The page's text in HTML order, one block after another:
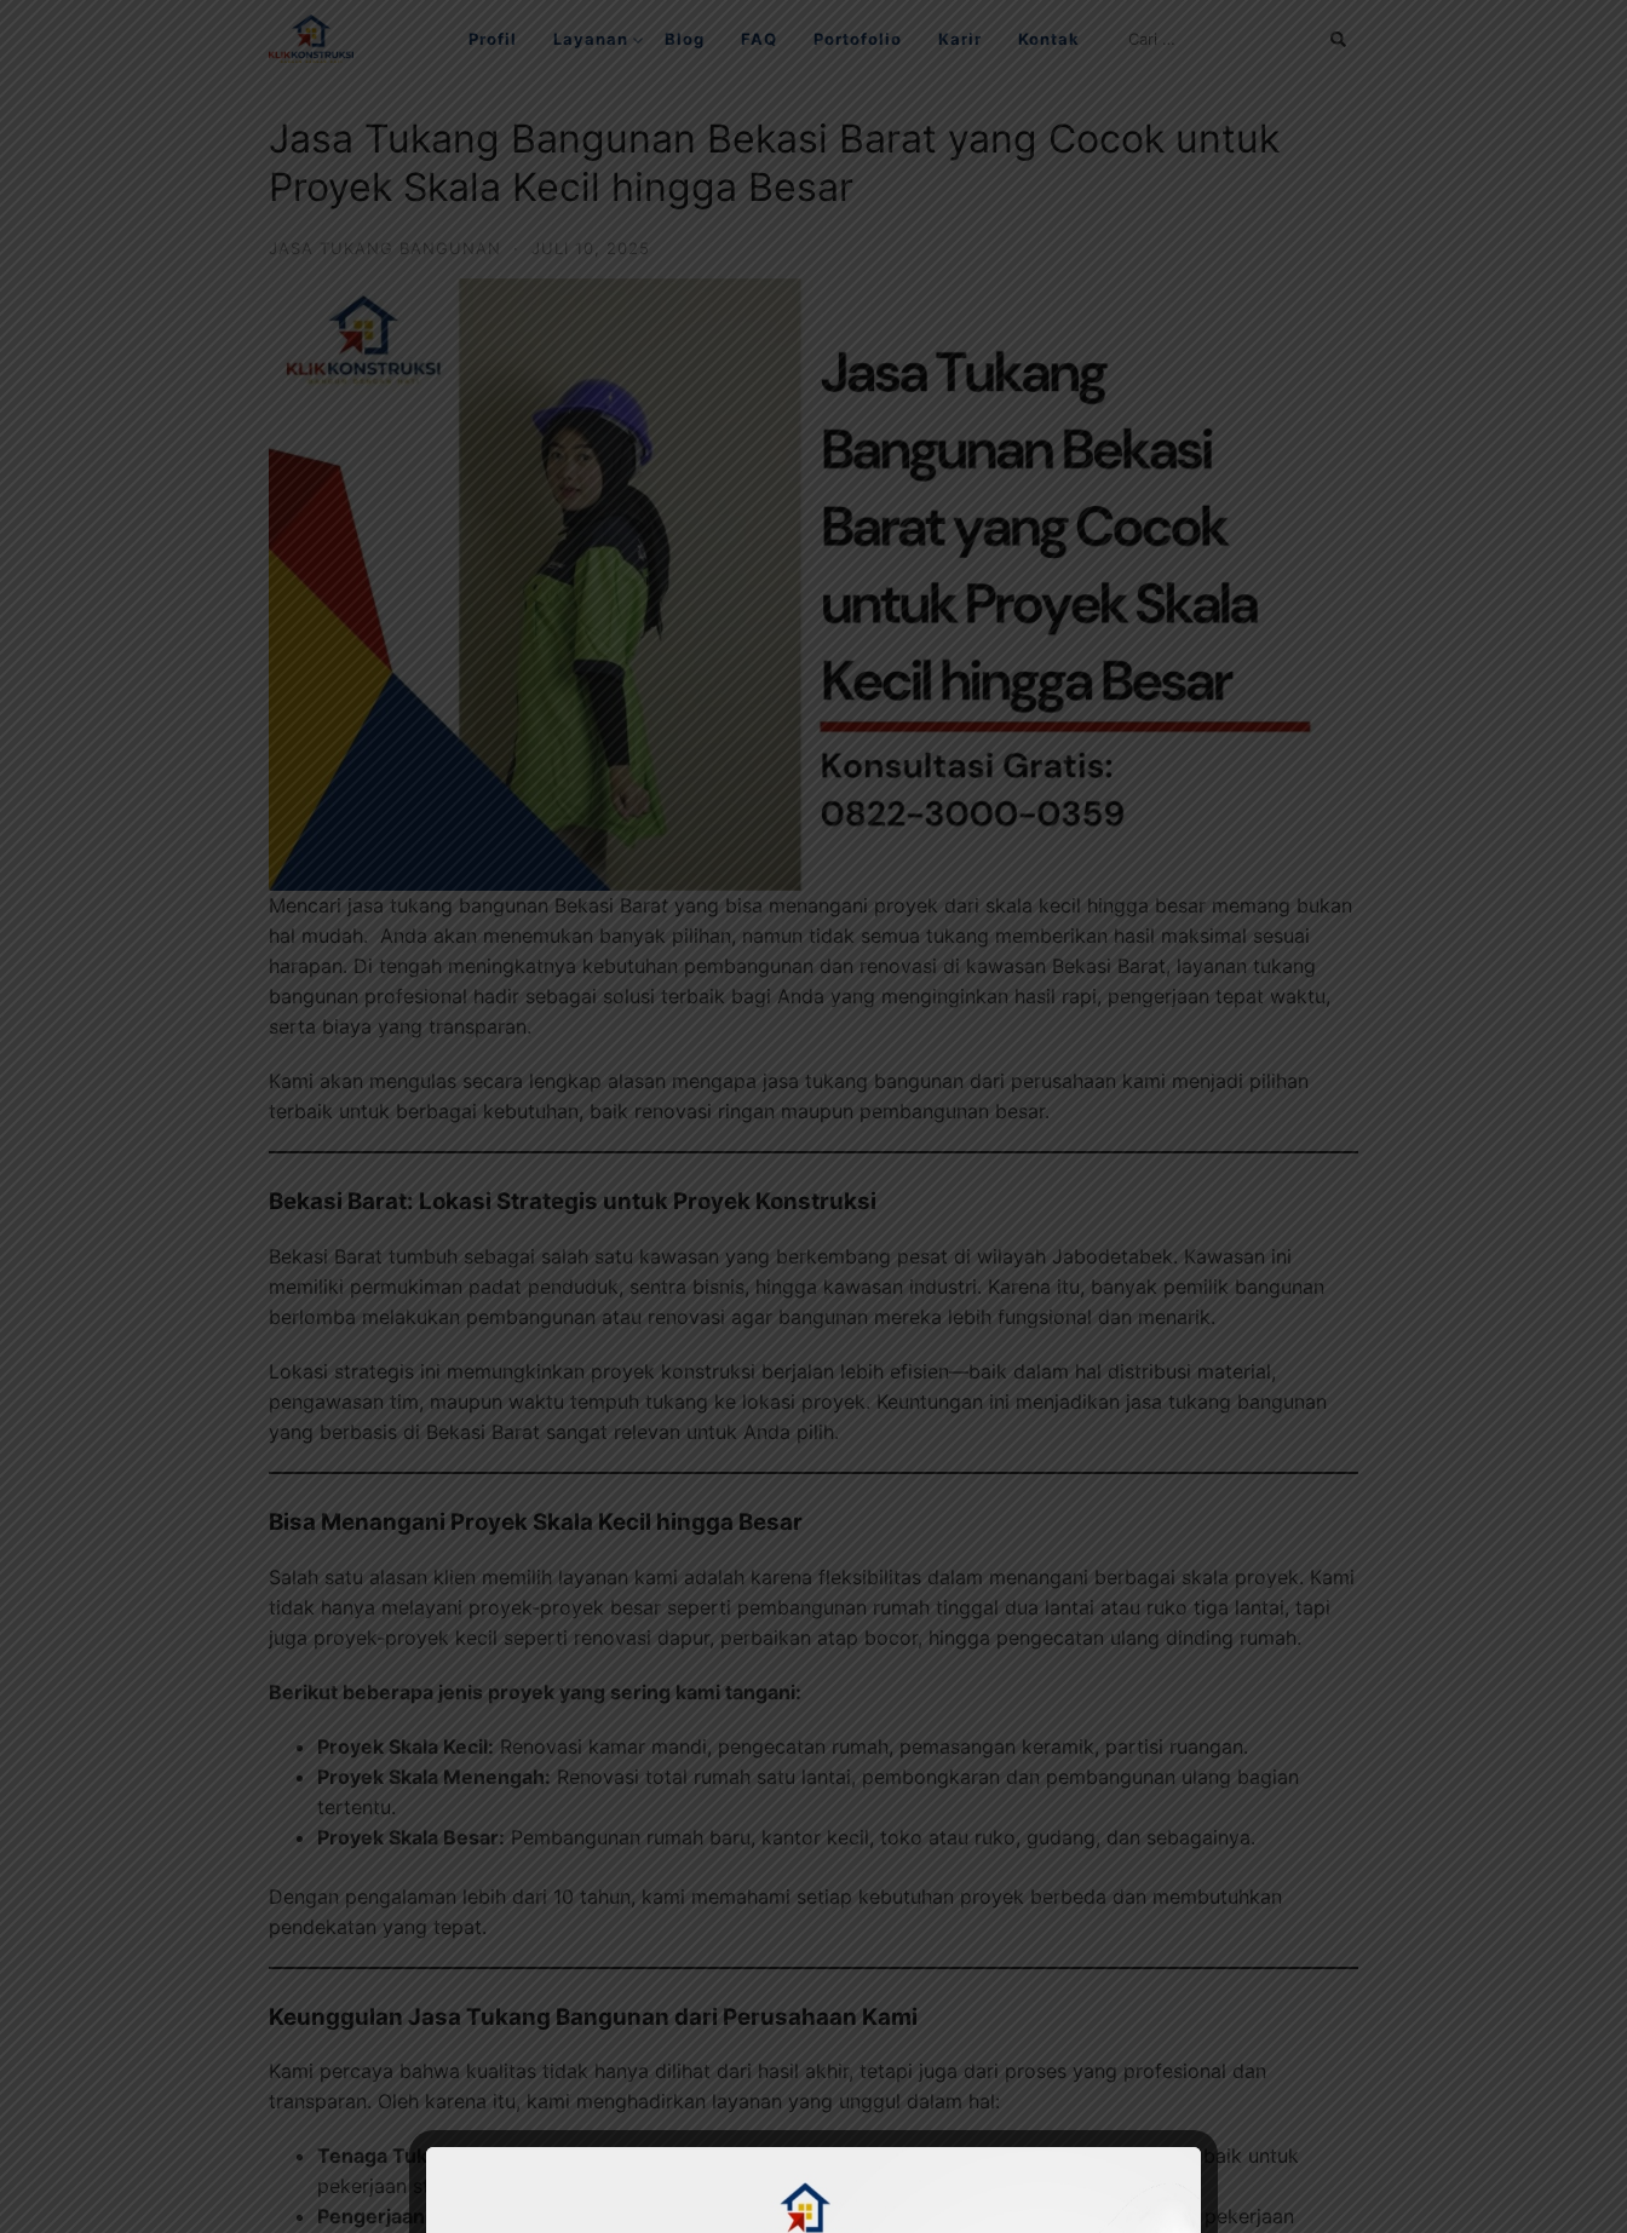
Profil Layanan Blog FAQ Portofolio Karir Kontak
Jasa Tukang Bangunan Bekasi Barat yang Cocok untuk
Proyek Skala Kecil hingga Besar
JASA TUKANG BANGUNAN JULI 10, 2025
Mencari jasa tukang bangunan Bekasi Barat yang bisa menangani proyek dari skala kecil hingga besar memang bukan
hal mudah. Anda akan menemukan banyak pilihan, namun tidak semua tukang memberikan hasil maksimal sesuai
harapan. Di tengah meningkatnya kebutuhan pembangunan dan renovasi di kawasan Bekasi Barat, layanan tukang
bangunan profesional hadir sebagai solusi terbaik bagi Anda yang menginginkan hasil rapi, pengerjaan tepat waktu,
serta biaya yang transparan.
Kami akan mengulas secara lengkap alasan mengapa jasa tukang bangunan dari perusahaan kami menjadi pilihan
terbaik untuk berbagai kebutuhan, baik renovasi ringan maupun pembangunan besar.
Bekasi Barat: Lokasi Strategis untuk Proyek Konstruksi
Bekasi Barat tumbuh sebagai salah satu kawasan yang berkembang pesat di wilayah Jabodetabek. Kawasan ini
memiliki permukiman padat penduduk, sentra bisnis, hingga kawasan industri. Karena itu, banyak pemilik bangunan
berlomba melakukan pembangunan atau renovasi agar bangunan mereka lebih fungsional dan menarik.
Lokasi strategis ini memungkinkan proyek konstruksi berjalan lebih efisien—baik dalam hal distribusi material,
pengawasan tim, maupun waktu tempuh tukang ke lokasi proyek. Keuntungan ini menjadikan jasa tukang bangunan
yang berbasis di Bekasi Barat sangat relevan untuk Anda pilih.
Bisa Menangani Proyek Skala Kecil hingga Besar
Salah satu alasan klien memilih layanan kami adalah karena fleksibilitas dalam menangani berbagai skala proyek. Kami
tidak hanya melayani proyek-proyek besar seperti pembangunan rumah tinggal dua lantai atau ruko tiga lantai, tapi
juga proyek-proyek kecil seperti renovasi dapur, perbaikan atap bocor, hingga pengecatan ulang dinding rumah.
Berikut beberapa jenis proyek yang sering kami tangani:
Proyek Skala Kecil: Renovasi kamar mandi, pengecatan rumah, pemasangan keramik, partisi ruangan.
Proyek Skala Menengah: Renovasi total rumah satu lantai, pembongkaran dan pembangunan ulang bagian
tertentu.
Proyek Skala Besar: Pembangunan rumah baru, kantor kecil, toko atau ruko, gudang, dan sebagainya.
Dengan pengalaman lebih dari 10 tahun, kami memahami setiap kebutuhan proyek berbeda dan membutuhkan
pendekatan yang tepat.
Keunggulan Jasa Tukang Bangunan dari Perusahaan Kami
Kami percaya bahwa kualitas tidak hanya dilihat dari hasil akhir, tetapi juga dari proses yang profesional dan
transparan. Oleh karena itu, kami menghadirkan layanan yang unggul dalam hal:
Tenaga Tukang Berpengalaman:
Tim kami terdiri dari tukang bangunan yang ahli di bidangnya, baik untuk
pekerjaan struktur, finishing, maupun instalasi listrik dan plumbing.
Pengerjaan Rapi dan Tepat Waktu:
Kami selalu mematuhi timeline dan memastikan setiap detail pekerjaan